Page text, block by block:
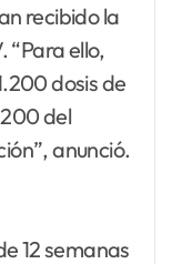
recibido la
“Para ello,
dosis de
del
anunció.
12 semanas